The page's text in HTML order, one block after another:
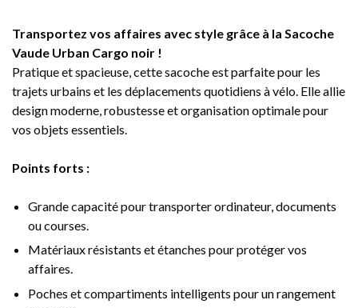
Transportez vos affaires avec style grâce à la Sacoche
Vaude Urban Cargo noir !
Pratique et spacieuse, cette sacoche est parfaite pour les
trajets urbains et les déplacements quotidiens à vélo. Elle allie
design moderne, robustesse et organisation optimale pour
vos objets essentiels.
Points forts :
Grande capacité pour transporter ordinateur, documents
ou courses.
Matériaux résistants et étanches pour protéger vos
affaires.
Poches et compartiments intelligents pour un rangement